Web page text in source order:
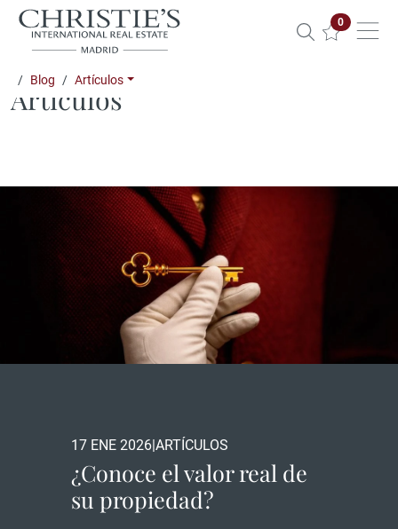
0
Blog Artículos
Artículos
17 ENE 2026 ARTÍCULOS
¿Conoce el valor real de
su propiedad?